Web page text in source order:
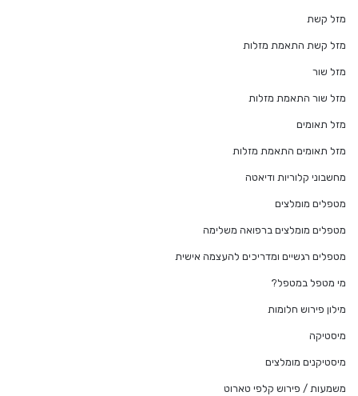
מזל קשת
מזל קשת התאמת מזלות
מזל שור
מזל שור התאמת מזלות
מזל תאומים
מזל תאומים התאמת מזלות
מחשבוני קלוריות ודיאטה
מטפלים מומלצים
מטפלים מומלצים ברפואה משלימה
מטפלים רגשיים ומדריכים להעצמה אישית
מי מטפל במטפל?
מילון פירוש חלומות
מיסטיקה
מיסטיקנים מומלצים
משמעות / פירוש קלפי טארוט